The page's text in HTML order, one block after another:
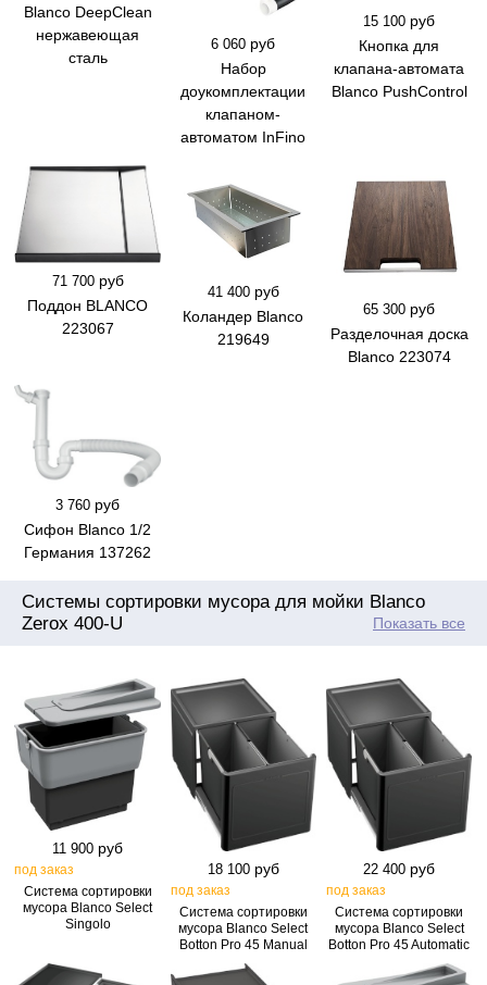
Blanco DeepClean
нержавеющая
сталь
6 060 руб
Набор
доукомплектации
клапаном-
автоматом InFino
15 100 руб
Кнопка для
клапана-автомата
Blanco PushControl
71 700 руб
Поддон BLANCO
223067
41 400 руб
Коландер Blanco
219649
65 300 руб
Разделочная доска
Blanco 223074
3 760 руб
Сифон Blanco 1/2
Германия 137262
Системы сортировки мусора для мойки Blanco
Zerox 400-U
Показать все
11 900 руб
под заказ
Система сортировки
мусора Blanco Select
Singolo
18 100 руб
под заказ
Система сортировки
мусора Blanco Select
Botton Pro 45 Manual
22 400 руб
под заказ
Система сортировки
мусора Blanco Select
Botton Pro 45 Automatic